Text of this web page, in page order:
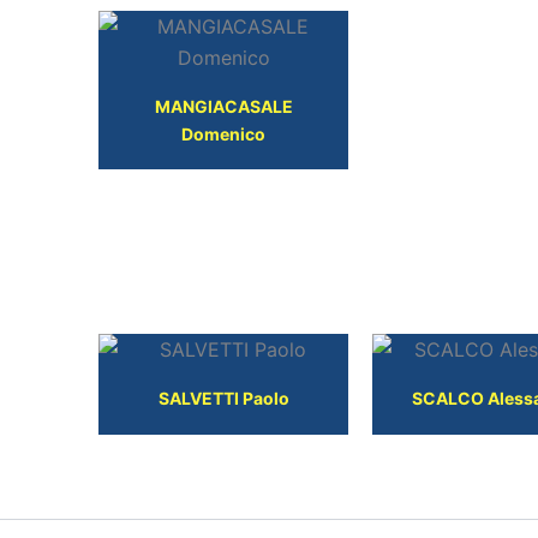
MANGIACASALE
Domenico
SALVETTI Paolo SCALCO